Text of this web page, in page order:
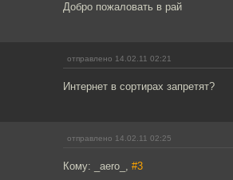
Добро пожаловать в рай
отправлено 14.02.11 02:21
Интернет в сортирах запретят?
отправлено 14.02.11 02:25
Кому: _aero_, #3